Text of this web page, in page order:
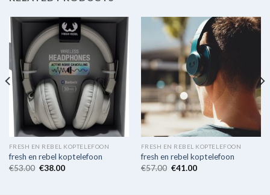
FRESH EN REBEL KOPTELEFOON
fresh en rebel koptelefoon
€53.00 €38.00
FRESH EN REBEL KOPTELEFOON
fresh en rebel koptelefoon
€57.00 €41.00